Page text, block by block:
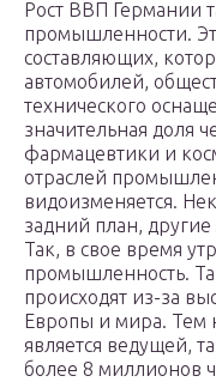
Рост ВВП Германии
промышленности.
составляющих,
автомобилей,
технического
значительная доля
фармацевтики и
отраслей
видоизменяется.
задний план,
Так, в свое время
промышленность.
происходят из-за
Европы и мира. Тем
является ведущей,
более 8 миллионов